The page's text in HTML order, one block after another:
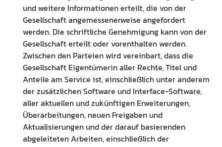
und weitere Informationen erteilt, die von der
Gesellschaft angemessenerweise angefordert
werden. Die schriftliche Genehmigung kann von der
Gesellschaft erteilt oder vorenthalten werden.
Zwischen den Parteien wird vereinbart, dass die
Gesellschaft Eigentümerin aller Rechte, Titel und
Anteile am Service ist, einschließlich unter anderem
der zusätzlichen Software und Interface-Software,
aller aktuellen und zukünftigen Erweiterungen,
Überarbeitungen, neuen Freigaben und
Aktualisierungen und der darauf basierenden
abgeleiteten Arbeiten, einschließlich der